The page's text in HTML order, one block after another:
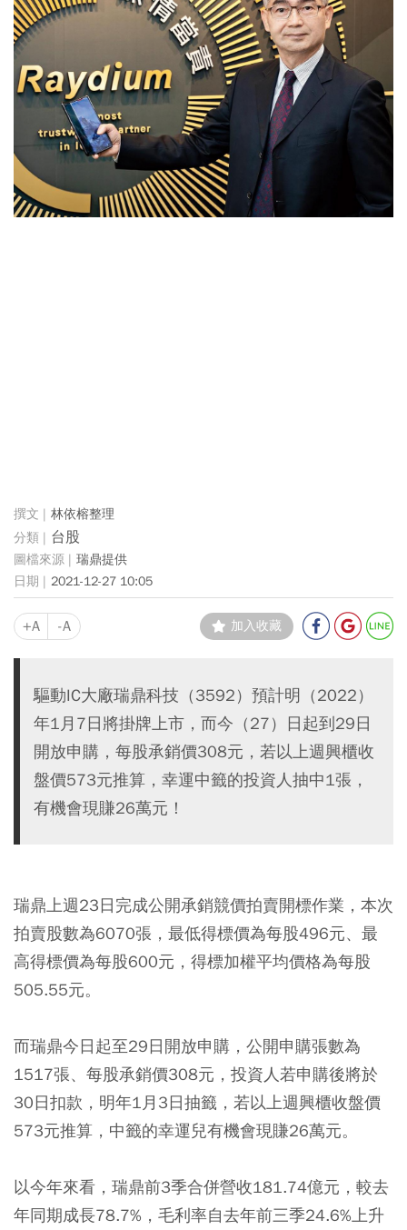
林依榕整理
台股
瑞鼎提供
2021-12-27 10:05
+A -A 加入收藏
驅動IC大廠瑞鼎科技（3592）預計明（2022）
年1月7日將掛牌上市，而今（27）日起到29日
開放申購，每股承銷價308元，若以上週興櫃收
盤價573元推算，幸運中籤的投資人抽中1張，
有機會現賺26萬元！
瑞鼎上週23日完成公開承銷競價拍賣開標作業，本次
拍賣股數為6070張，最低得標價為每股496元、最
高得標價為每股600元，得標加權平均價格為每股
505.55元。
而瑞鼎今日起至29日開放申購，公開申購張數為
1517張、每股承銷價308元，投資人若申購後將於
30日扣款，明年1月3日抽籤，若以上週興櫃收盤價
573元推算，中籤的幸運兒有機會現賺26萬元。
以今年來看，瑞鼎前3季合併營收181.74億元，較去
年同期成長78.7%，毛利率自去年前三季24.6%上升